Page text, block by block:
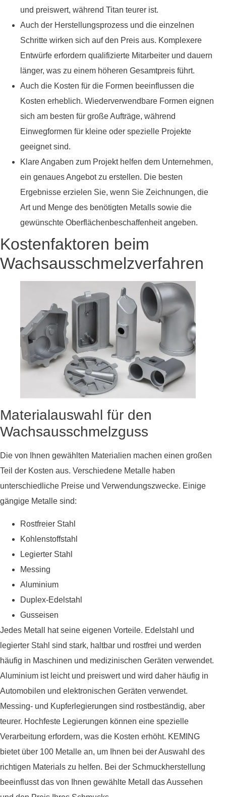
und preiswert, während Titan teurer ist.
Auch der Herstellungsprozess und die einzelnen
Schritte wirken sich auf den Preis aus. Komplexere
Entwürfe erfordern qualifizierte Mitarbeiter und dauern
länger, was zu einem höheren Gesamtpreis führt.
Auch die Kosten für die Formen beeinflussen die
Kosten erheblich. Wiederverwendbare Formen eignen
sich am besten für große Aufträge, während
Einwegformen für kleine oder spezielle Projekte
geeignet sind.
Klare Angaben zum Projekt helfen dem Unternehmen,
ein genaues Angebot zu erstellen. Die besten
Ergebnisse erzielen Sie, wenn Sie Zeichnungen, die
Art und Menge des benötigten Metalls sowie die
gewünschte Oberflächenbeschaffenheit angeben.
Kostenfaktoren beim
Wachsausschmelzverfahren
Materialauswahl für den
Wachsausschmelzguss
Die von Ihnen gewählten Materialien machen einen großen
Teil der Kosten aus. Verschiedene Metalle haben
unterschiedliche Preise und Verwendungszwecke. Einige
gängige Metalle sind:
Rostfreier Stahl
Kohlenstoffstahl
Legierter Stahl
Messing
Aluminium
Duplex-Edelstahl
Gusseisen
Jedes Metall hat seine eigenen Vorteile. Edelstahl und
legierter Stahl sind stark, haltbar und rostfrei und werden
häufig in Maschinen und medizinischen Geräten verwendet.
Aluminium ist leicht und preiswert und wird daher häufig in
Automobilen und elektronischen Geräten verwendet.
Messing- und Kupferlegierungen sind rostbeständig, aber
teurer. Hochfeste Legierungen können eine spezielle
Verarbeitung erfordern, was die Kosten erhöht. KEMING
bietet über 100 Metalle an, um Ihnen bei der Auswahl des
richtigen Materials zu helfen. Bei der Schmuckherstellung
beeinflusst das von Ihnen gewählte Metall das Aussehen